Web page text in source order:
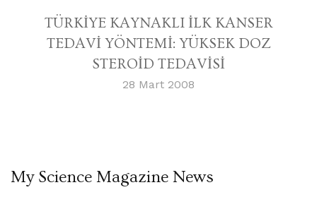
TÜRKİYE KAYNAKLI İLK KANSER
TEDAVİ YÖNTEMİ: YÜKSEK DOZ
STEROİD TEDAVİSİ
28 Mart 2008
My Science Magazine News